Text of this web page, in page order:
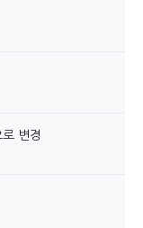
변경